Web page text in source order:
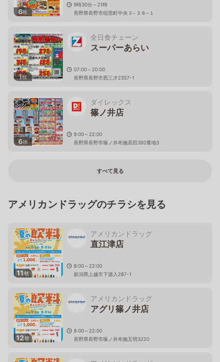
6枚
9時30分～21時
長野県長野市稲里町中央３−３８−１
1枚
全日食チェーン
スーパーあらい
07:00～20:00
長野県長野市西三才2357-1
6枚
ダイレックス
篠ノ井店
9:00～22:00
長野県長野市篠ノ井布施高田392番地3
すべて見る
アメリカンドラッグのチラシを見る
11枚
アメリカンドラッグ
直江津店
8:00～22:00
新潟県上越市下源入287-1
12枚
アメリカンドラッグ
アグリ篠ノ井店
8:00～22:00
長野県長野市篠ノ井布施五明3220